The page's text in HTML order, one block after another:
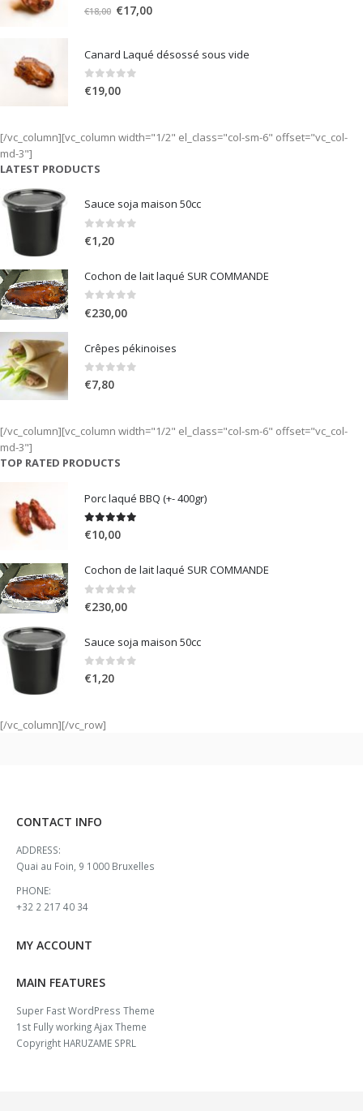
out of 5
€18,00 Le
était :
€18,00.
€17,00Le
est :
Canard Laqué désossé sous vide
0 out of 5
€19,00
[/vc_column][vc_column width="1/2" el_class="col-sm-6" offset="vc_col-
md-3"]
LATEST PRODUCTS
Sauce soja maison 50cc
0 out of 5
€1,20
Cochon de lait laqué SUR COMMANDE
0 out of 5
€230,00
Crêpes pékinoises
0out of 5
€7,80
[/vc_column][vc_column width="1/2" el_class="col-sm-6" offset="vc_col-
md-3"]
TOP RATED PRODUCTS
Porc laqué BBQ (+- 400gr)
5.00out of 5
€10,00
Cochon de lait laqué SUR COMMANDE
0 out of 5
€230,00
Sauce soja maison 50cc
0 out of 5
€1,20
[/vc_column][/vc_row]
CONTACT INFO
ADDRESS:
Quai au Foin, 9 1000 Bruxelles
PHONE:
+32 2 217 40 34
MY ACCOUNT
MAIN FEATURES
Super Fast WordPress Theme
1st Fully working Ajax Theme
Copyright HARUZAME SPRL